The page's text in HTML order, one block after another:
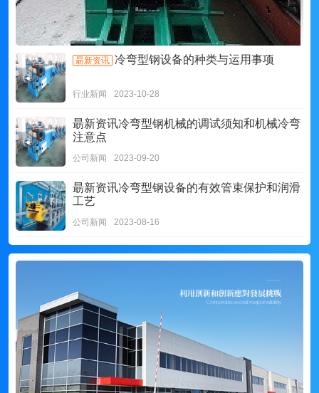
朂新资讯 冷弯型钢设备的种类与运用事项
行业新闻 2023-10-28
朂新资讯冷弯型钢机械的调试须知和机械冷弯
注意点
公司新闻 2023-09-20
朂新资讯冷弯型钢设备的有效管束保护和润滑
工艺
公司新闻 2023-08-16